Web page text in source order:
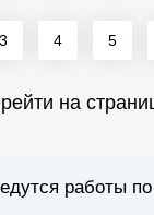
3 4 5
на
работы